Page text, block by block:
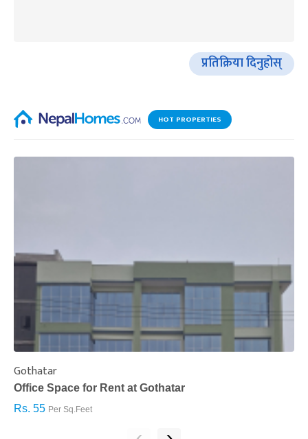
प्रतिक्रिया दिनुहोस्
HOT PROPERTIES
Gothatar
Office Space for Rent at Gothatar
Rs. 55 Per Sq.Feet